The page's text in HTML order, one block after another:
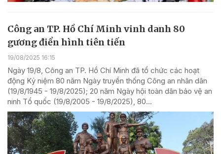
Công an TP. Hồ Chí Minh vinh danh 80
gương điển hình tiên tiến
19/08/2025 16:15
Ngày 19/8, Công an TP. Hồ Chí Minh đã tổ chức các hoạt
động Kỷ niệm 80 năm Ngày truyền thống Công an nhân dân
(19/8/1945 - 19/8/2025); 20 năm Ngày hội toàn dân bảo vệ an
ninh Tổ quốc (19/8/2005 - 19/8/2025), 80...